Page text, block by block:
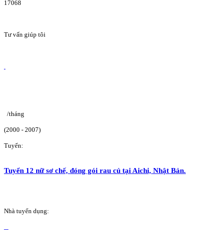
17068
Tư vấn giúp tôi
/tháng
(2000 - 2007)
Tuyển:
Tuyển 12 nữ sơ chế, đóng gói rau củ tại Aichi, Nhật Bản.
Nhà tuyển dụng: